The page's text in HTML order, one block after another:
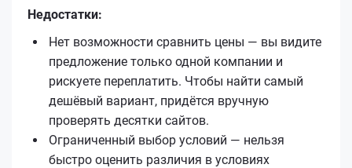
Недостатки:
Нет возможности сравнить цены — вы видите
предложение только одной компании и
рискуете переплатить. Чтобы найти самый
дешёвый вариант, придётся вручную
проверять десятки сайтов.
Ограниченный выбор условий — нельзя
быстро оценить различия в условиях